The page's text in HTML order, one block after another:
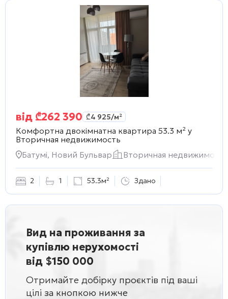
від ₾262 390 ₾4 925/м²
Комфортна двокімнатна квартира 53.3 м² у
Вторичная недвижимость
Батумі, Новий Бульвар
Вторичная недвижимость
2 1 53.3м² Здано
Вид на проживання за
купівлю нерухомості
від $150 000
Отримайте добірку проєктів під ваші
цілі за кнопкою нижче